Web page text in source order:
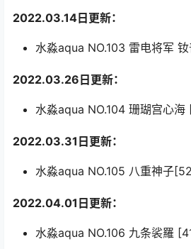
2022.03.14日更新：
水淼aqua NO.103 雷电将军
2022.03.26日更新：
水淼aqua NO.104 珊瑚宫心
2022.03.31日更新：
水淼aqua NO.105 八重神子
2022.04.01日更新：
水淼aqua NO.106 九条裟羅